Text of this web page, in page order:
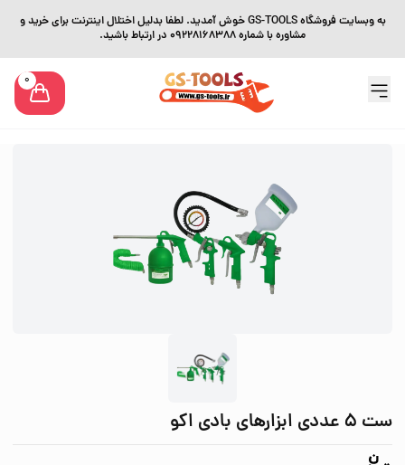
به وبسایت فروشگاه GS-TOOLS خوش آمدید. لطفا بدلیل اختلال اینترنت برای خرید و
مشاوره با شماره 09228168388 در ارتباط باشید.
0
ست 5 عددی ابزارهای بادی اکو